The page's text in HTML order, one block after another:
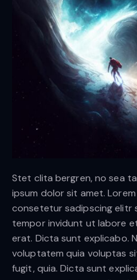
Stet clita bergren, no sea
ipsum dolor sit amet.
consetetur sadipscing elitr
tempor invidunt ut labore
erat. Dicta sunt explicabo.
voluptatem quia voluptas
fugit, quia. Dicta sunt